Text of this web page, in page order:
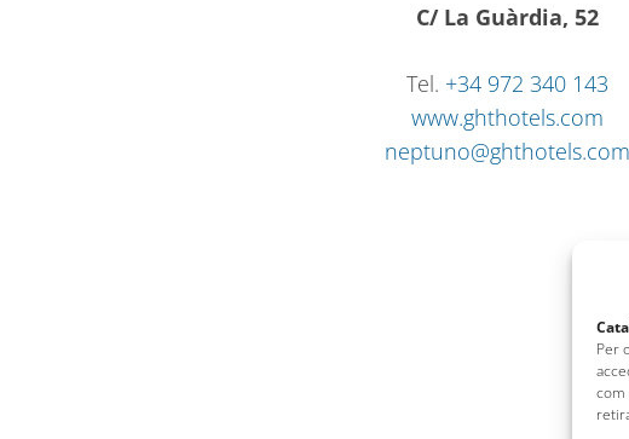
Per
com
C/ La Guàrdia, 52
Tel. +34 972 340 143
www.ghthotels.com
neptuno@ghthotels.com